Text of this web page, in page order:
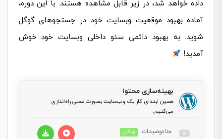
داده خواهد شد، در زیر قابل مشاهده هستند. با این دوره،
آماده بهبود موقعیت وبسایت خود در جستجوهای گوگل
شوید. به بهبود دائمی سئو داخلی وبسایت خود خوش
آمدید!
بهینه‌سازی محتوا
همین ابتدای کار یک وب‌سایت بصورت عملی راه‌اندازی
می‌کنیم.
متا توضیحات رایگان